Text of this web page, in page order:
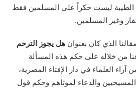
الطيبة ليست حكراً على المسلمين فقط
وغير المسلمين.
الذي كان بعنوان هل يجوز الترحم
من خلاله على حكم هذه المسألة
العلماء في دار الإفتاء المصرية،
والدعاء لموتاهم وحكم قول